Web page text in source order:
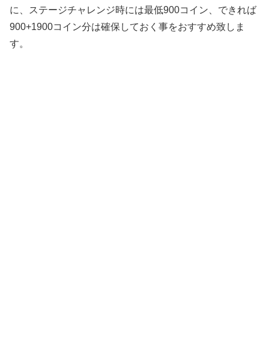
に、ステージチャレンジ時には最低900コイン、できれば
900+1900コイン分は確保しておく事をおすすめ致しま
す。